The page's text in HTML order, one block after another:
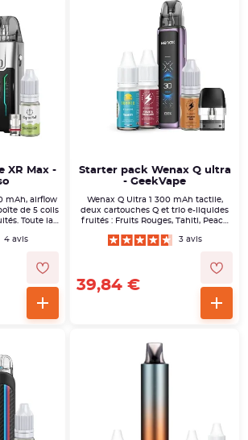
XR Max -
mAh, airflow
de 5 coils
Toute la
4 avis
Starter pack Wenax Q ultra
- GeekVape
Wenax Q Ultra 1 300 mAh tactile,
deux cartouches Q et trio e-liquides
fruités : Fruits Rouges, Tahiti, Peach
au RDL sans effort.
3 avis
39,84 €